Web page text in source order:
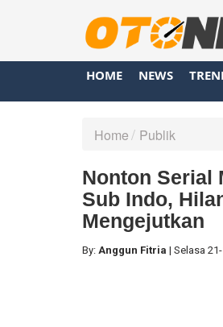
HOME NEWS
Home Publik
Nonton Serial
Sub Indo,
Mengejutkan
By: Anggun Fitria | Selasa